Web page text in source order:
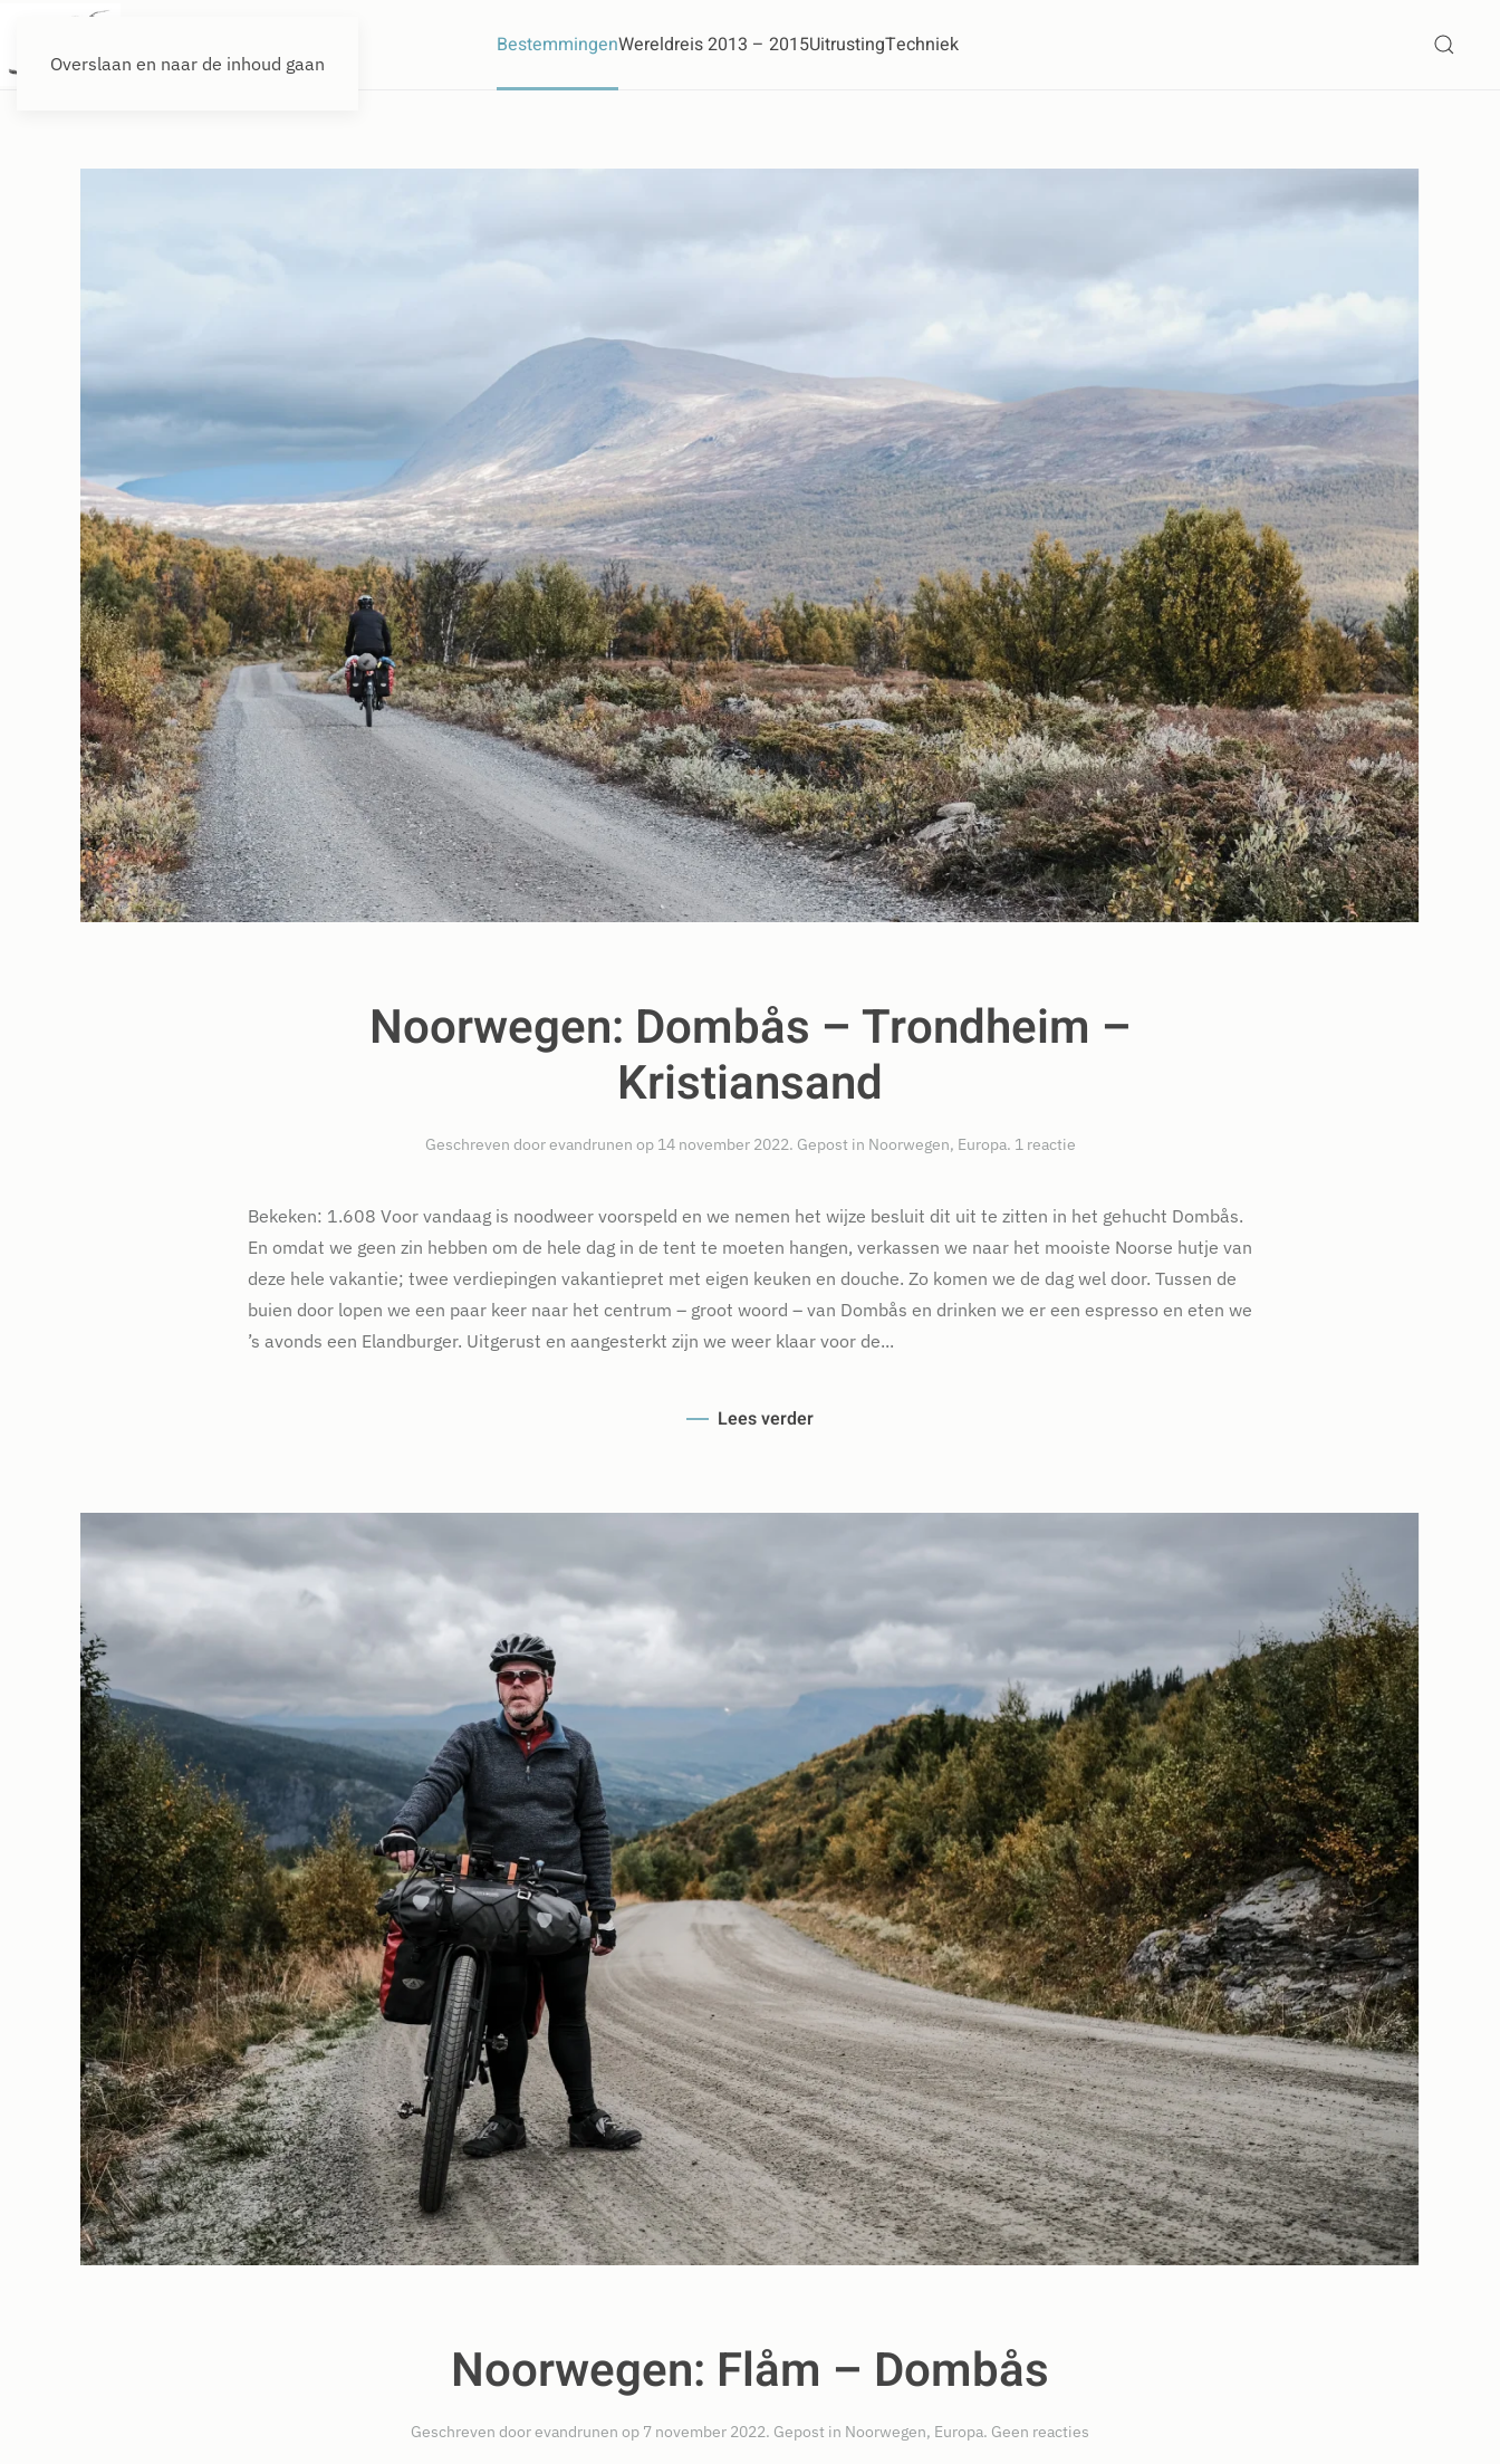
Overslaan en naar de inhoud gaan
BestemmingenWereldreis 2013 – 2015UitrustingTechniek
Noorwegen: Dombås – Trondheim –
Kristiansand
Geschreven doorevandrunen op 14 november 2022. Gepost in Noorwegen, Europa. 1 reactieop
–
Trondheim
–
Kristiansand
Bekeken: 1.608 Voor vandaag is noodweer voorspeld en we nemen het wijze besluit dit uit te zitten in het gehucht Dombås.
En omdat we geen zin hebben om de hele dag in de tent te moeten hangen, verkassen we naar het mooiste Noorse hutje van
deze hele vakantie; twee verdiepingen vakantiepret met eigen keuken en douche. Zo komen we de dag wel door. Tussen de
buien door lopen we een paar keer naar het centrum – groot woord – van Dombås en drinken we er een espresso en eten we
’s avonds een Elandburger. Uitgerust en aangesterkt zijn we weer klaar voor de...
Lees verder
Noorwegen: Flåm – Dombås
Geschreven doorevandrunen op 7 november 2022. Gepost in Noorwegen, Europa. Geen reacties